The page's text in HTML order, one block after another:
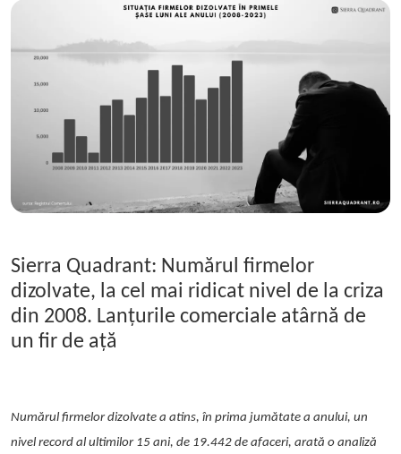
Sierra Quadrant: Numărul firmelor
dizolvate, la cel mai ridicat nivel de la criza
din 2008. Lanțurile comerciale atârnă de
un fir de ață
Numărul firmelor dizolvate a atins, în prima jumătate a anului, un
nivel record al ultimilor 15 ani, de 19.442 de afaceri, arată o analiză